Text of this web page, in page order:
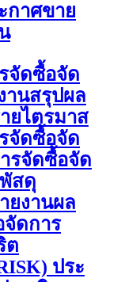
กาศขาย
จัดซื้อจัด
านสรุปผล
ยไตรมาส
จัดซื้อจัด
รจัดซื้อจัด
สดุ
ยงานผล
จัดการ
ต
ประ